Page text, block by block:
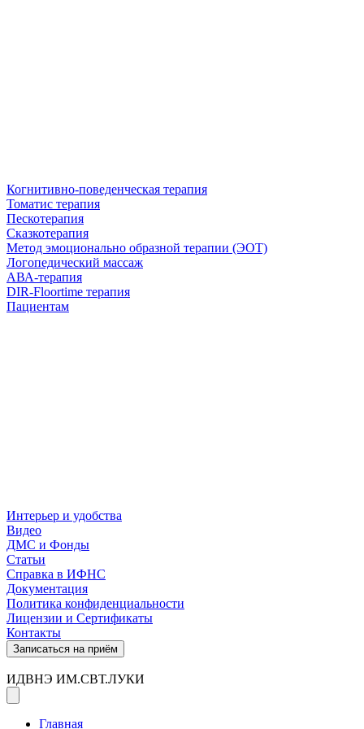
Когнитивно-поведенческая терапия
Томатис терапия
Пескотерапия
Сказкотерапия
Метод эмоционально образной терапии (ЭОТ)
Логопедический массаж
АВА-терапия
DIR-Floortime терапия
Пациентам
Интерьер и удобства
Видео
ДМС и Фонды
Статьи
Справка в ИФНС
Документация
Политика конфиденциальности
Лицензии и Сертификаты
Контакты
Записаться на приём
ИДВНЭ ИМ.СВТ.ЛУКИ
Главная